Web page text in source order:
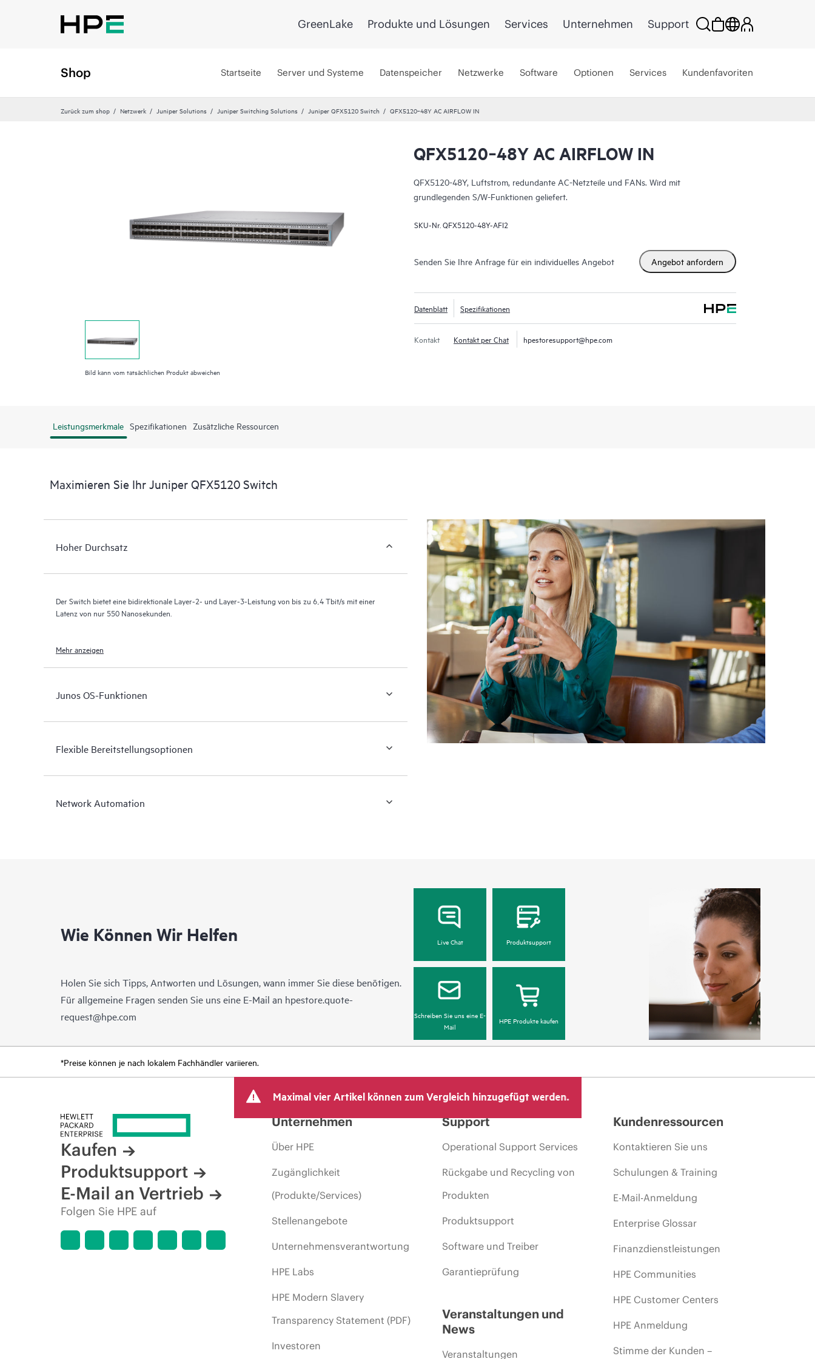
GreenLake Produkte und Lösungen Services Unternehmen Support
Shop Startseite Server und Systeme Datenspeicher Netzwerke Software Optionen Services Kundenfavoriten
Zurück zum shop Netzwerk Juniper Solutions Juniper Switching Solutions Juniper QFX5120 Switch QFX5120‑48Y AC AIRFLOW IN
Bild kann vom tatsächlichen Produkt abweichen
QFX5120‑48Y AC AIRFLOW IN
QFX5120-48Y, Luftstrom, redundante AC-Netzteile und FANs. Wird mit
grundlegenden S/W-Funktionen geliefert.
SKU-Nr. QFX5120-48Y-AFI2
Senden Sie Ihre Anfrage für ein individuelles Angebot Angebot anfordern
Datenblatt Spezifikationen
Kontakt Kontakt per Chat hpestoresupport@hpe.com
Leistungsmerkmale Spezifikationen Zusätzliche Ressourcen
Maximieren Sie Ihr Juniper QFX5120 Switch
Hoher Durchsatz
Der Switch bietet eine bidirektionale Layer-2- und Layer-3-Leistung von bis zu 6,4 Tbit/s mit einer
Latenz von nur 550 Nanosekunden.
Mehr anzeigen
Junos OS-Funktionen
Flexible Bereitstellungsoptionen
Network Automation
Wie Können Wir Helfen
Holen Sie sich Tipps, Antworten und Lösungen, wann immer Sie diese benötigen.
Für allgemeine Fragen senden Sie uns eine E-Mail an hpestore.quote-
request@hpe.com
Live Chat Produktsupport
Schreiben Sie uns eine E-
Mail
HPE Produkte kaufen
*Preise können je nach lokalem Fachhändler variieren.
Maximal vier Artikel können zum Vergleich hinzugefügt werden.
Kaufen
Produktsupport
E-Mail an Vertrieb
Folgen Sie HPE auf
Unternehmen
Über HPE
Zugänglichkeit
(Produkte/Services)
Stellenangebote
Unternehmensverantwortung
HPE Labs
HPE Modern Slavery
Transparency Statement (PDF)
Investoren
Support
Operational Support Services
Rückgabe und Recycling von
Produkten
Produktsupport
Software und Treiber
Garantieprüfung
Veranstaltungen und
News
Veranstaltungen
Kundenressourcen
Kontaktieren Sie uns
Schulungen & Training
E-Mail-Anmeldung
Enterprise Glossar
Finanzdienstleistungen
HPE Communities
HPE Customer Centers
HPE Anmeldung
Stimme der Kunden –